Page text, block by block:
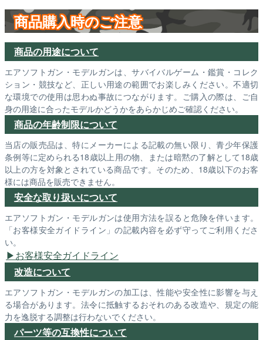
商品購入時のご注意
商品の用途について
エアソフトガン・モデルガンは、サバイバルゲーム・鑑賞・コレク
ション・競技など、正しい用途の範囲でお楽しみください。不適切
な環境での使用は思わぬ事故につながります。ご購入の際は、ご自
身の用途に合ったモデルかどうかをあらかじめご確認ください。
商品の年齢制限について
当店の販売品は、特にメーカーによる記載の無い限り、青少年保護
条例等に定められる18歳以上用の物、または暗黙の了解として18歳
以上の方を対象とされている商品です。そのため、18歳以下のお客
様には商品を販売できません。
安全な取り扱いについて
エアソフトガン・モデルガンは使用方法を誤ると危険を伴います。
「お客様安全ガイドライン」の記載内容を必ず守ってご利用くださ
い。
お客様安全ガイドライン
改造について
エアソフトガン・モデルガンの加工は、性能や安全性に影響を与え
る場合があります。法令に抵触するおそれのある改造や、規定の能
力を逸脱する調整は行わないでください。
パーツ等の互換性について